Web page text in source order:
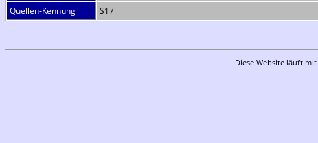
Quellen-Kennung
S17
Diese Website läuft mit